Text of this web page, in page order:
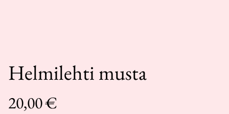
Helmilehti musta
20,00 €